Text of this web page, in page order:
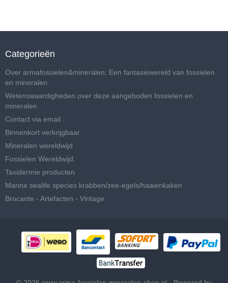
Categorieën
Over armafossielen&mineralen: Een fantasiewereld van fossielen
en mineralen
Wetenswaardigheden over deze aangeboden fossielen en
mineralen
Contact via email .
Binnenkort verkrijgbaar
Mineralen wereldwijd
Fossielen Wereldwijd.
Taxidermie producten
Marine sealife species krabben/zee-egels/haaienkaken
Brocante - Artefacten - Vintage